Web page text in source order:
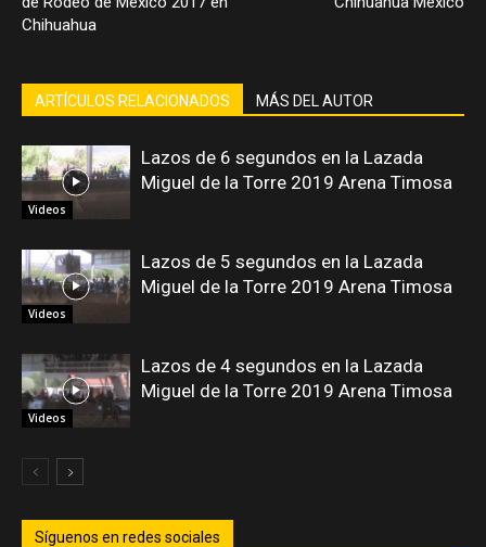
Chihuahua
ARTÍCULOS RELACIONADOS MÁS DEL AUTOR
Videos
Lazos de 6 segundos en la Lazada
Miguel de la Torre 2019 Arena Timosa
Videos
Lazos de 5 segundos en la Lazada
Miguel de la Torre 2019 Arena Timosa
Videos
Lazos de 4 segundos en la Lazada
Miguel de la Torre 2019 Arena Timosa
Síguenos en redes sociales